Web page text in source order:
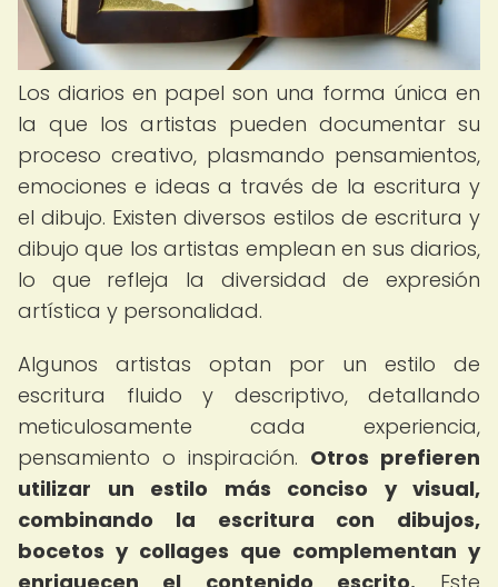
Los diarios en papel son una forma única en
la que los artistas pueden documentar su
proceso creativo, plasmando pensamientos,
emociones e ideas a través de la escritura y
el dibujo. Existen diversos estilos de escritura y
dibujo que los artistas emplean en sus diarios,
lo que refleja la diversidad de expresión
artística y personalidad.
Algunos artistas optan por un estilo de
escritura fluido y descriptivo, detallando
meticulosamente cada experiencia,
pensamiento o inspiración. Otros prefieren
utilizar un estilo más conciso y visual,
combinando la escritura con dibujos,
bocetos y collages que complementan y